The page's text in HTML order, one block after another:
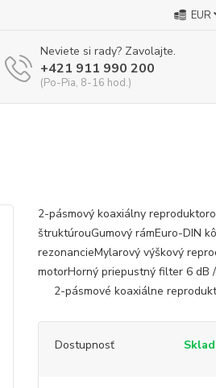
EUR
Neviete si rady? Zavolajte.
+421 911 990 200
(Po-Pia, 8-16 hod.)
2-pásmový koaxiálny
štruktúrouGumový rámEuro-DIN
rezonancieMylarový výškový
motorHorný priepustný filter
2-pásmové koaxiálne
Dostupnosť